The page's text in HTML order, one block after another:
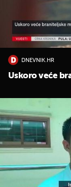
DNEVNIK.HR
Uskoro veće